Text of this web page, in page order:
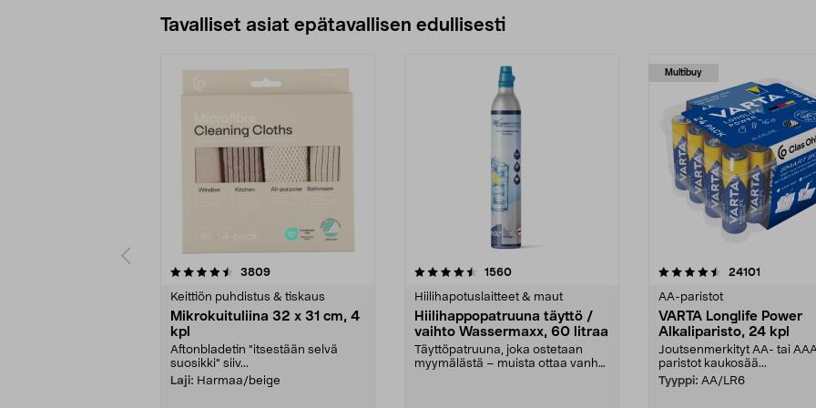
Tavalliset asiat epätavallisen edullisesti
3809arvostelut
Keittiön puhdistus & tiskaus
Mikrokuituliina 32 x 31 cm, 4
kpl
Aftonbladetin "itsestään selvä
suosikki" siiv...
Laji: Harmaa/beige
4.5viidestä
1560arvostelut
Hiilihapotuslaitteet & maut
Hiilihappopatruuna täyttö /
vaihto Wassermaxx, 60 litraa
Täyttöpatruuna, joka ostetaan
myymälästä – muista ottaa vanha
Multibuy
4.5viidestä
24101
AA-paristot
VARTA Longlife Power
Alkaliparisto, 24 kpl
Joutsenmerkityt AA- tai
paristot kaukosää...
Tyyppi: AA/LR6
4.5viidestä